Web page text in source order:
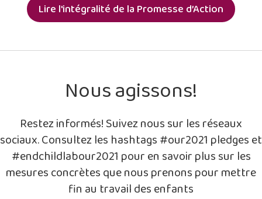
Lire l'intégralité de la Promesse d’Action
Nous agissons!
Restez informés! Suivez nous sur les réseaux
sociaux. Consultez les hashtags #our2021 pledges et
#endchildlabour2021 pour en savoir plus sur les
mesures concrètes que nous prenons pour mettre
fin au travail des enfants